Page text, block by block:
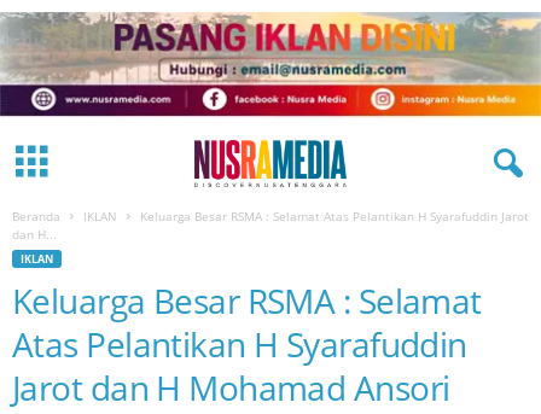
Beranda IKLAN
Keluarga Besar RSMA : Selamat Atas Pelantikan H Syarafuddin Jarot
dan H...
IKLAN
Keluarga Besar RSMA : Selamat
Atas Pelantikan H Syarafuddin
Jarot dan H Mohamad Ansori